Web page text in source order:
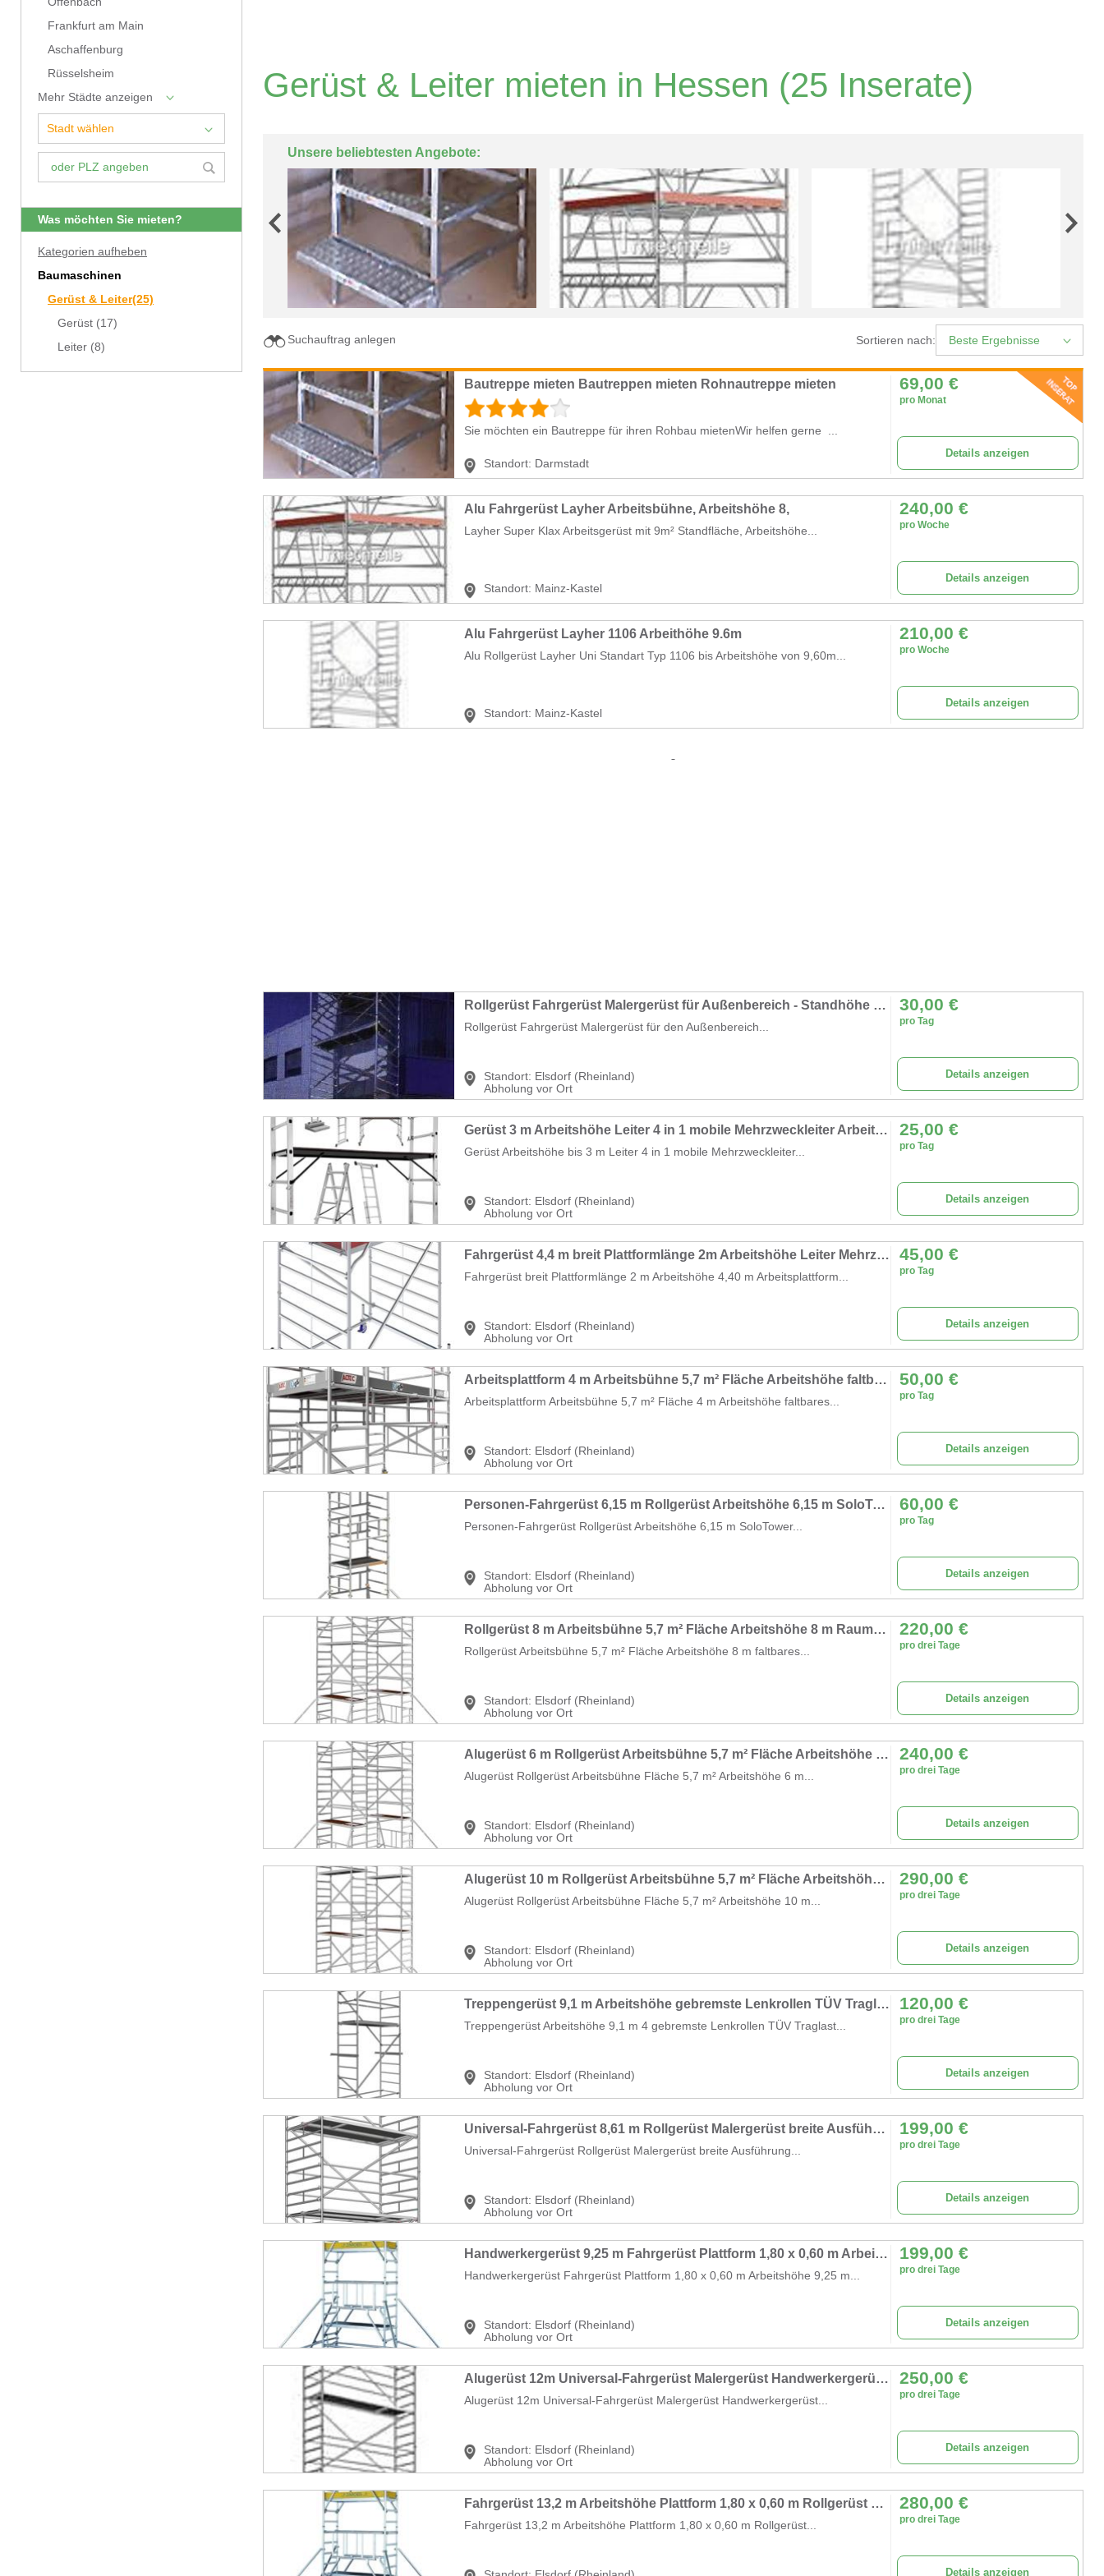
Frankfurt am Main
Aschaffenburg
Rüsselsheim
Mehr Städte anzeigen
Was möchten Sie mieten?
Kategorien aufheben
Baumaschinen
Gerüst & Leiter(25)
Gerüst (17)
Leiter (8)
Gerüst & Leiter mieten in Hessen (25 Inserate)
Unsere beliebtesten Angebote:
Sortieren nach: Beste Ergebnisse
Suchauftrag anlegen
Bautreppe mieten Bautreppen mieten Rohnautreppe mieten
Sie möchten ein Bautreppe für ihren Rohbau mietenWir helfen gerne ...
Standort: Darmstadt
69,00 €
pro Monat
Details anzeigen
Alu Fahrgerüst Layher Arbeitsbühne, Arbeitshöhe 8,
Layher Super Klax Arbeitsgerüst mit 9m² Standfläche, Arbeitshöhe...
Standort: Mainz-Kastel
240,00 €
pro Woche
Details anzeigen
Alu Fahrgerüst Layher 1106 Arbeithöhe 9.6m
Alu Rollgerüst Layher Uni Standart Typ 1106 bis Arbeitshöhe von 9,60m...
Standort: Mainz-Kastel
210,00 €
pro Woche
Details anzeigen
Rollgerüst Fahrgerüst Malergerüst für Außenbereich - Standhöhe 5, 45 m = Arbeitshöhe ca. 7, 45 m
Rollgerüst Fahrgerüst Malergerüst für den Außenbereich...
Standort: Elsdorf (Rheinland)
Abholung vor Ort
30,00 €
pro Tag
Details anzeigen
Gerüst 3 m Arbeitshöhe Leiter 4 in 1 mobile Mehrzweckleiter Arbeitsbühne Baugerüst Alu Gerüst
Gerüst Arbeitshöhe bis 3 m Leiter 4 in 1 mobile Mehrzweckleiter...
Standort: Elsdorf (Rheinland)
Abholung vor Ort
25,00 €
pro Tag
Details anzeigen
Fahrgerüst 4,4 m breit Plattformlänge 2m Arbeitshöhe Leiter Mehrzweckleiter Arbeitsbühne Baugerüst
Fahrgerüst breit Plattformlänge 2 m Arbeitshöhe 4,40 m Arbeitsplattform...
Standort: Elsdorf (Rheinland)
Abholung vor Ort
45,00 €
pro Tag
Details anzeigen
Arbeitsplattform 4 m Arbeitsbühne 5,7 m² Fläche Arbeitshöhe faltbares Raumgerüst Rollbock Alu Gerüst
Arbeitsplattform Arbeitsbühne 5,7 m² Fläche 4 m Arbeitshöhe faltbares...
Standort: Elsdorf (Rheinland)
Abholung vor Ort
50,00 €
pro Tag
Details anzeigen
Personen-Fahrgerüst 6,15 m Rollgerüst Arbeitshöhe 6,15 m SoloTower Plattformgröße 1,15 x 0,8 m
Personen-Fahrgerüst Rollgerüst Arbeitshöhe 6,15 m SoloTower...
Standort: Elsdorf (Rheinland)
Abholung vor Ort
60,00 €
pro Tag
Details anzeigen
Rollgerüst 8 m Arbeitsbühne 5,7 m² Fläche Arbeitshöhe 8 m Raumgerüst Rollbock Alu Gerüst Rollgerüst
Rollgerüst Arbeitsbühne 5,7 m² Fläche Arbeitshöhe 8 m faltbares...
Standort: Elsdorf (Rheinland)
Abholung vor Ort
220,00 €
pro drei Tage
Details anzeigen
Alugerüst 6 m Rollgerüst Arbeitsbühne 5,7 m² Fläche Arbeitshöhe faltbares Raumgerüst Rollbock Alu
Alugerüst Rollgerüst Arbeitsbühne Fläche 5,7 m² Arbeitshöhe 6 m...
Standort: Elsdorf (Rheinland)
Abholung vor Ort
240,00 €
pro drei Tage
Details anzeigen
Alugerüst 10 m Rollgerüst Arbeitsbühne 5,7 m² Fläche Arbeitshöhe faltbares Raumgerüst Rollbock Alu
Alugerüst Rollgerüst Arbeitsbühne Fläche 5,7 m² Arbeitshöhe 10 m...
Standort: Elsdorf (Rheinland)
Abholung vor Ort
290,00 €
pro drei Tage
Details anzeigen
Treppengerüst 9,1 m Arbeitshöhe gebremste Lenkrollen TÜV Traglast 200kg/m² Alu Rollgerüst Baugerüst
Treppengerüst Arbeitshöhe 9,1 m 4 gebremste Lenkrollen TÜV Traglast...
Standort: Elsdorf (Rheinland)
Abholung vor Ort
120,00 €
pro drei Tage
Details anzeigen
Universal-Fahrgerüst 8,61 m Rollgerüst Malergerüst breite Ausführung Gerüsthöhe 8,61 m
Universal-Fahrgerüst Rollgerüst Malergerüst breite Ausführung...
Standort: Elsdorf (Rheinland)
Abholung vor Ort
199,00 €
pro drei Tage
Details anzeigen
Handwerkergerüst 9,25 m Fahrgerüst Plattform 1,80 x 0,60 m Arbeitshöhe 9,25 m Rollgerüst Malergerüst
Handwerkergerüst Fahrgerüst Plattform 1,80 x 0,60 m Arbeitshöhe 9,25 m...
Standort: Elsdorf (Rheinland)
Abholung vor Ort
199,00 €
pro drei Tage
Details anzeigen
Alugerüst 12m Universal-Fahrgerüst Malergerüst Handwerkergerüst Standard-Ausführung Rollgerüst
Alugerüst 12m Universal-Fahrgerüst Malergerüst Handwerkergerüst...
Standort: Elsdorf (Rheinland)
Abholung vor Ort
250,00 €
pro drei Tage
Details anzeigen
Fahrgerüst 13,2 m Arbeitshöhe Plattform 1,80 x 0,60 m Rollgerüst Malergerüst Handwerkergerüst Profi
Fahrgerüst 13,2 m Arbeitshöhe Plattform 1,80 x 0,60 m Rollgerüst...
280,00 €
pro drei Tage
Details anzeigen